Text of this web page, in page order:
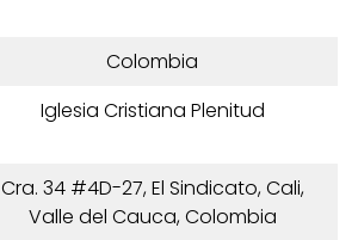
Colombia
Iglesia Cristiana Plenitud
Cra. 34 #4D-27, El Sindicato, Cali,
Valle del Cauca, Colombia